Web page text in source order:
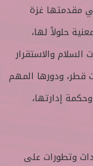
مقدمتها غزة
حلولاً لها،
والاستقرار
قطر، ودورها المهم
إدارتها،
وتطورات على